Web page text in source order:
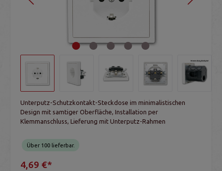
Unterputz-Schutzkontakt-Steckdose im minimalistischen
Design mit samtiger Oberfläche, Installation per
Klemmanschluss, Lieferung mit Unterputz-Rahmen
Über 100 lieferbar.
4,69 €*